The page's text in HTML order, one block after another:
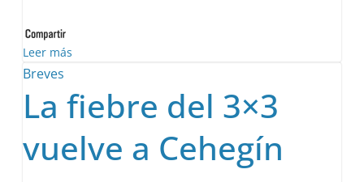
Leer más
Breves
La fiebre del 3×3
vuelve a Cehegín